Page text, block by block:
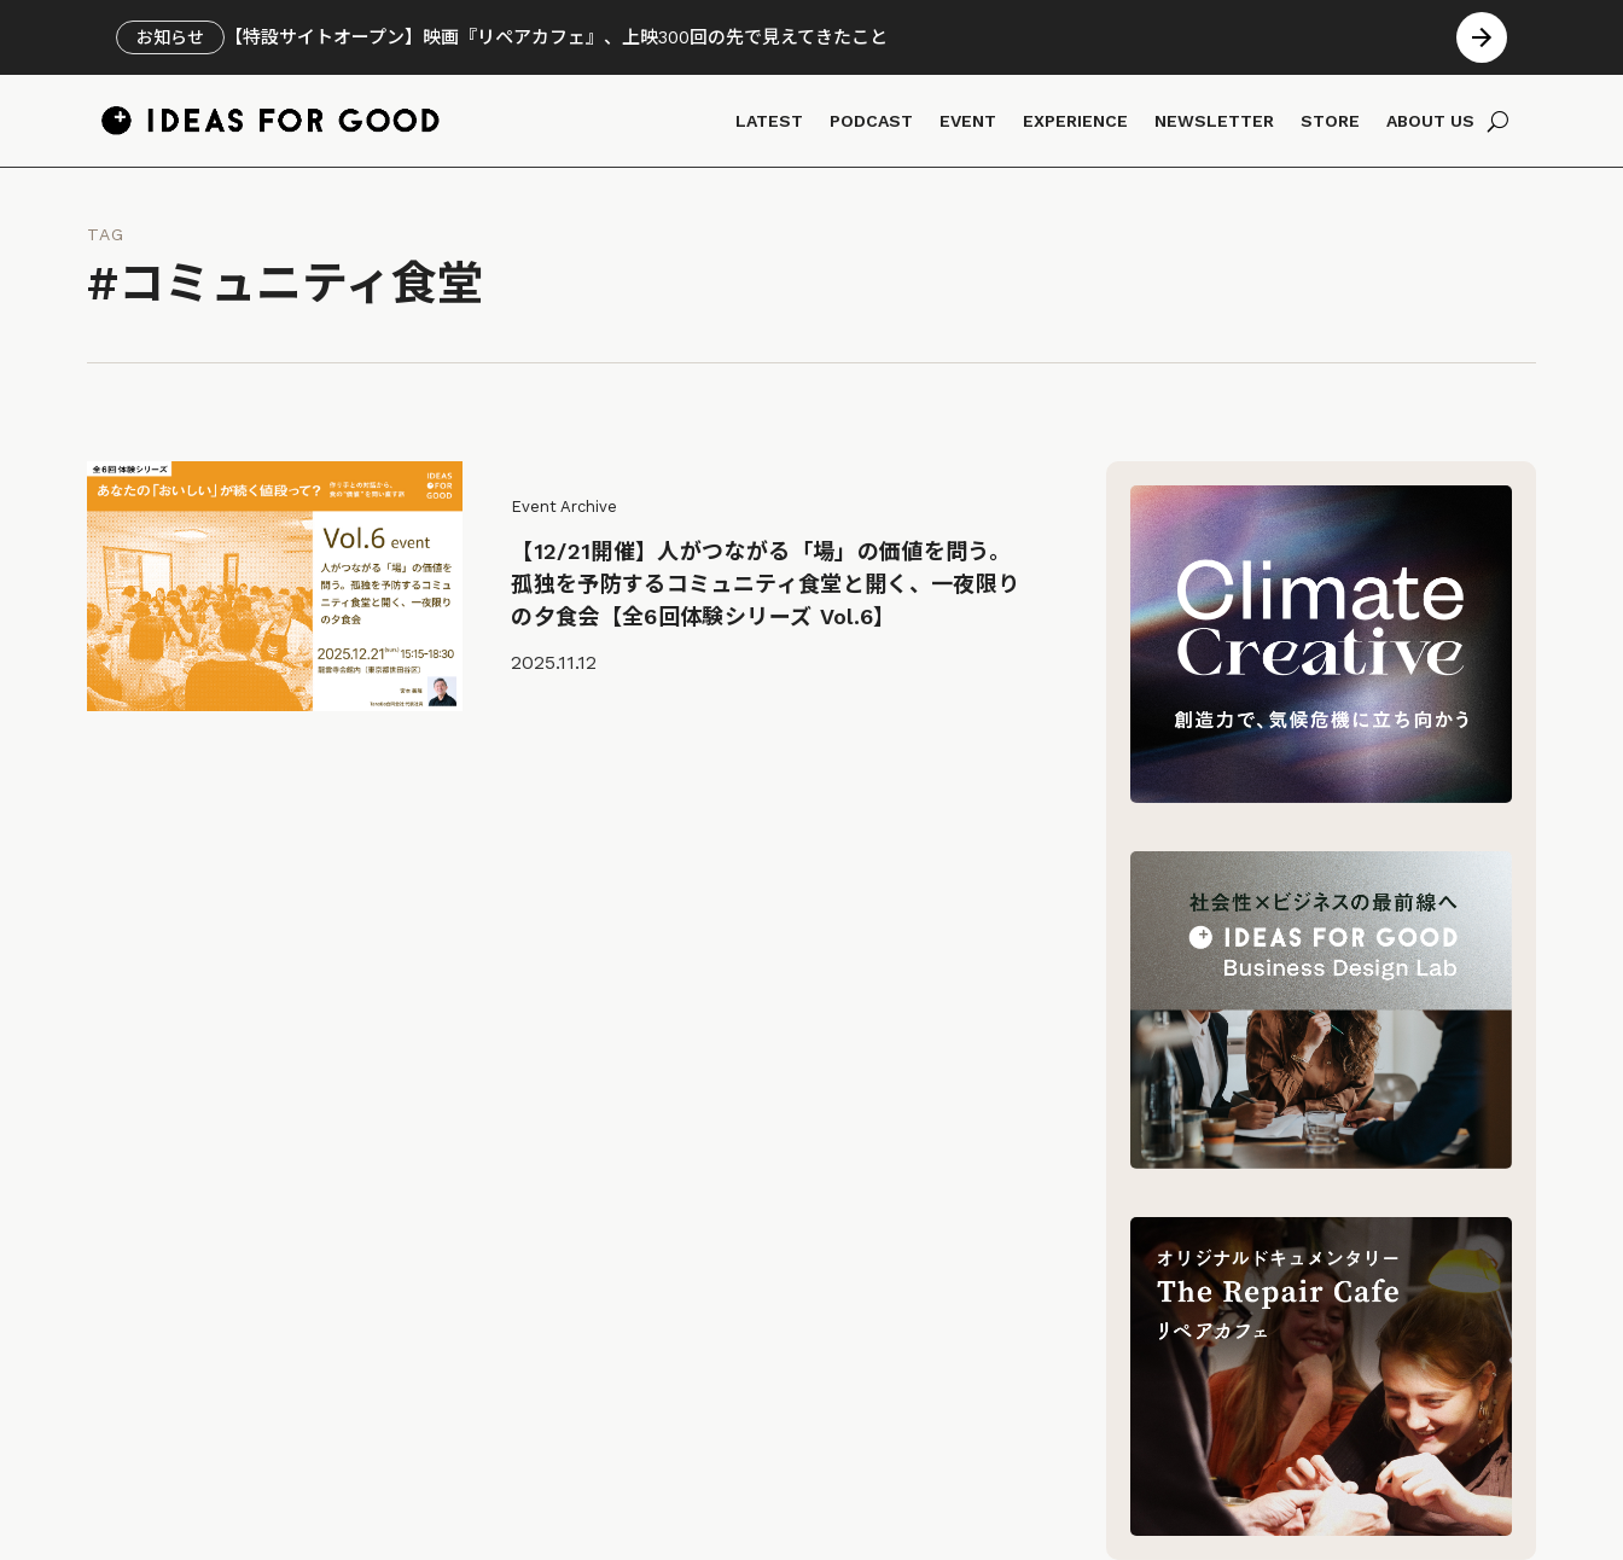
お知らせ 【特設サイトオープン】映画『リペアカフェ』、上映300回の先で見えてきたこと
LATEST PODCAST EVENT EXPERIENCE NEWSLETTER STORE ABOUT US
TAG
#コミュニティ食堂
Event Archive
【12/21開催】人がつながる「場」の価値を問う。
孤独を予防するコミュニティ食堂と開く、一夜限り
の夕食会【全6回体験シリーズ Vol.6】
2025.11.12